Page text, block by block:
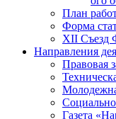
План
Форма
XII
Направления
Правовая
Газета